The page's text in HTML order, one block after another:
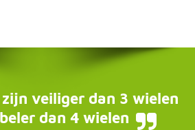
veiliger dan 3 wielen
dan 4 wielen